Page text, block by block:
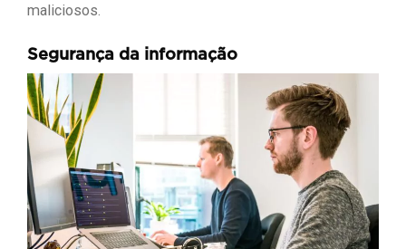
maliciosos.
Segurança da informação